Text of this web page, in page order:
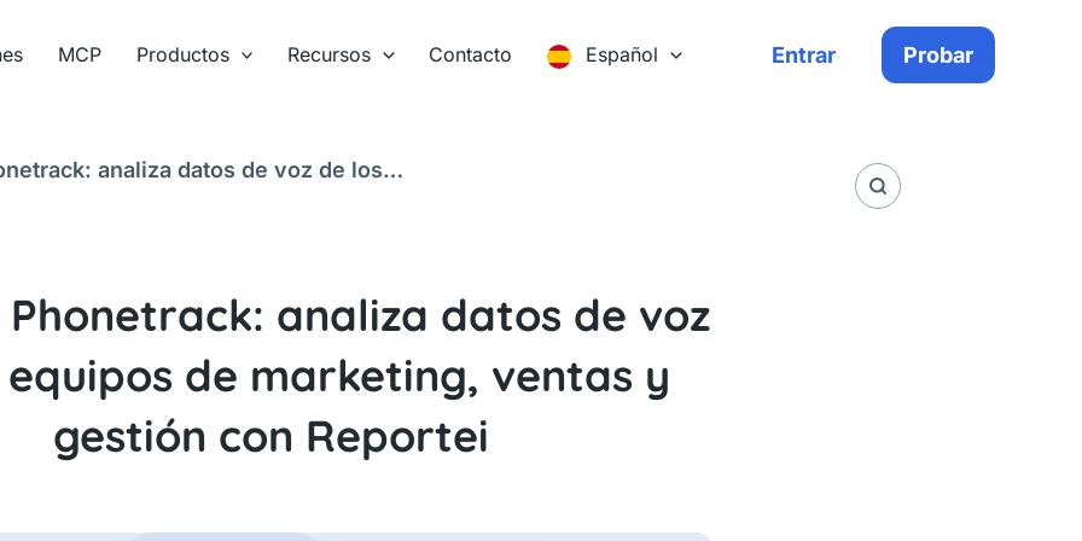
MCP Productos Recursos Contacto Español Entrar Probar
analiza datos de voz de los
analiza datos de voz
de marketing, ventas y
gestión con Reportei